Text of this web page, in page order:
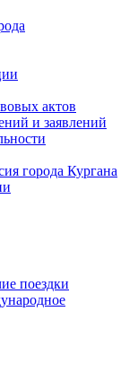
актов
и заявлений
города Кургана
поездки